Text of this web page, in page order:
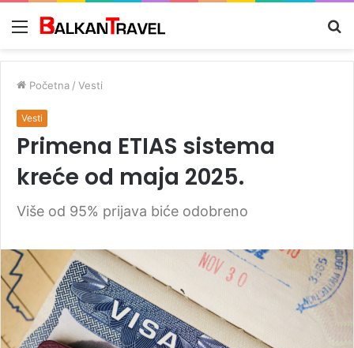
Meni
Početna / Vesti
Vesti
Primena ETIAS sistema
kreće od maja 2025.
Više od 95% prijava biće odobreno